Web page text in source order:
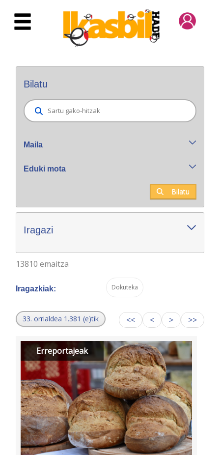
Eduki nagusira joan
Bilatu
Maila
Eduki mota
Bilatu
Iragazi
13810 emaitza
Iragazkiak: Dokuteka
33. orrialdea 1.381 (e)tik << < > >>
Erreportajeak